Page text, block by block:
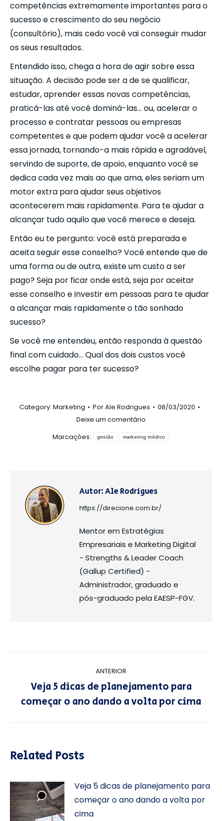
competências extremamente importantes para o
sucesso e crescimento do seu negócio
(consultório), mais cedo você vai conseguir mudar
os seus resultados.
Entendido isso, chega a hora de agir sobre essa
situação. A decisão pode ser a de se qualificar,
estudar, aprender essas novas competências,
praticá-las até você dominá-las… ou, acelerar o
processo e contratar pessoas ou empresas
competentes e que podem ajudar você a acelerar
essa jornada, tornando-a mais rápida e agradável,
servindo de suporte, de apoio, enquanto você se
dedica cada vez mais ao que ama, eles seriam um
motor extra para ajudar seus objetivos
acontecerem mais rapidamente. Para te ajudar a
alcançar tudo aquilo que você merece e deseja.
Então eu te pergunto: você está preparada e
aceita seguir esse conselho? Você entende que de
uma forma ou de outra, existe um custo a ser
pago? Seja por ficar onde está, seja por aceitar
esse conselho e investir em pessoas para te ajudar
a alcançar mais rapidamente o tão sonhado
sucesso?
Se você me entendeu, então responda à questão
final com cuidado… Qual dos dois custos você
escolhe pagar para ter sucesso?
Category: Marketing PorAle Rodrigues
08/03/2020
Deixe um comentário
Marcações:
gestão marketing médico
Autor:Ale Rodrigues
https://direcione.com.br/
Mentor em Estratégias
Empresariais e Marketing Digital
- Strengths & Leader Coach
(Gallup Certified) -
Administrador, graduado e
pós-graduado pela EAESP-FGV.
post:
ANTERIOR
Post
anterior:
Veja 5 dicas de planejamento para
começar o ano dando a volta por cima
Related Posts
Veja 5 dicas de planejamento para
começar o ano dando a volta por
cima